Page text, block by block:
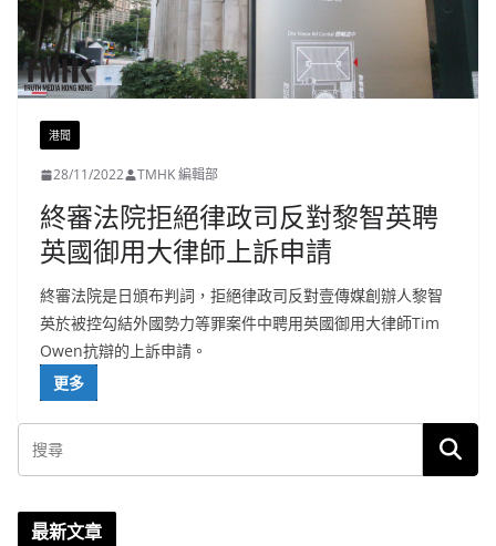
港聞
28/11/2022 TMHK 編輯部
終審法院拒絕律政司反對黎智英聘
英國御用大律師上訴申請
終審法院是日頒布判詞，拒絕律政司反對壹傳媒創辦人黎智
英於被控勾結外國勢力等罪案件中聘用英國御用大律師Tim
Owen抗辯的上訴申請。
更多
最新文章